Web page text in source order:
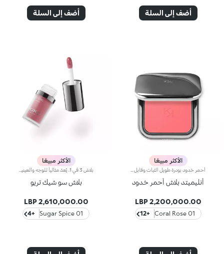
أضف إلى السلة أضف إلى السلة
الأكثر مبيعًا
أنليميتد بلاش أحمر خدود
2,200,000.00 LBP
01 Coral Rose
+12
الأكثر مبيعًا
بلاش سو شيك تريو
2,610,000.00 LBP
01 Sugar Spice
+4